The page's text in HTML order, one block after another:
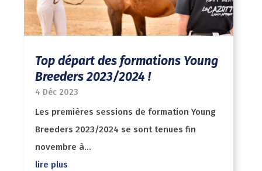
Top départ des formations Young
Breeders 2023/2024 !
4 Déc 2023
Les premières sessions de formation Young
Breeders 2023/2024 se sont tenues fin
novembre à...
lire plus